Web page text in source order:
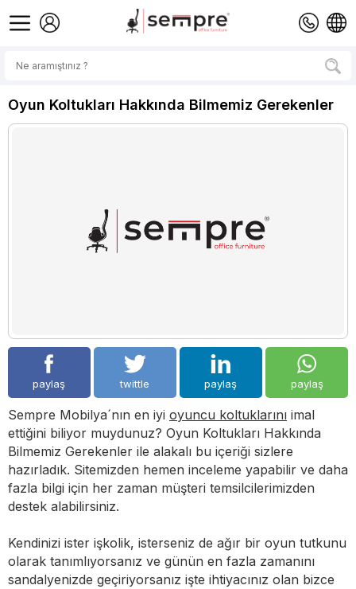
Oyun Koltukları Hakkında Bilmemiz Gerekenler
paylaş twittle paylaş paylaş
Sempre Mobilya´nın en iyi oyuncu koltuklarını imal
ettiğini biliyor muydunuz? Oyun Koltukları Hakkında
Bilmemiz Gerekenler ile alakalı bu içeriği sizlere
hazırladık. Sitemizden hemen inceleme yapabilir ve daha
fazla bilgi için her zaman müşteri temsilcilerimizden
destek alabilirsiniz.
Kendinizi ister işkolik, isterseniz de ağır bir oyun tutkunu
olarak tanımlıyorsanız ve günün en fazla zamanını
sandalyenizde geçiriyorsanız işte ihtiyacınız olan bizce